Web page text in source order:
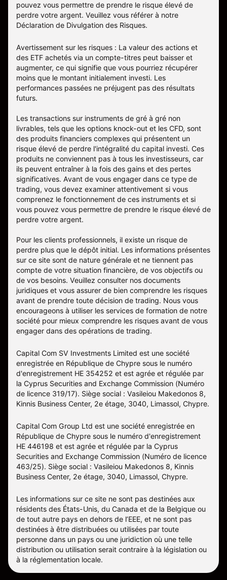
pouvez vous permettre de prendre le risque élevé de
perdre votre argent. Veuillez vous référer à notre
Déclaration de Divulgation des Risques.
Avertissement sur les risques : La valeur des actions et
des ETF achetés via un compte-titres peut baisser et
augmenter, ce qui signifie que vous pourriez récupérer
moins que le montant initialement investi. Les
performances passées ne préjugent pas des résultats
futurs.
Les transactions sur instruments de gré à gré non
livrables, tels que les options knock-out et les CFD, sont
des produits financiers complexes qui présentent un
risque élevé de perdre l'intégralité du capital investi. Ces
produits ne conviennent pas à tous les investisseurs, car
ils peuvent entraîner à la fois des gains et des pertes
significatives. Avant de vous engager dans ce type de
trading, vous devez examiner attentivement si vous
comprenez le fonctionnement de ces instruments et si
vous pouvez vous permettre de prendre le risque élevé de
perdre votre argent.
Pour les clients professionnels, il existe un risque de
perdre plus que le dépôt initial. Les informations présentes
sur ce site sont de nature générale et ne tiennent pas
compte de votre situation financière, de vos objectifs ou
de vos besoins. Veuillez consulter nos documents
juridiques et vous assurer de bien comprendre les risques
avant de prendre toute décision de trading. Nous vous
encourageons à utiliser les services de formation de notre
société pour mieux comprendre les risques avant de vous
engager dans des opérations de trading.
Capital Com SV Investments Limited est une société
enregistrée en République de Chypre sous le numéro
d'enregistrement HE 354252 et est agrée et régulée par
la Cyprus Securities and Exchange Commission (Numéro
de licence 319/17). Siège social : Vasileiou Makedonos 8,
Kinnis Business Center, 2e étage, 3040, Limassol, Chypre.
Capital Com Group Ltd est une société enregistrée en
République de Chypre sous le numéro d'enregistrement
ΗΕ 446198 et est agrée et régulée par la Cyprus
Securities and Exchange Commission (Numéro de licence
463/25). Siège social : Vasileiou Makedonos 8, Kinnis
Business Center, 2e étage, 3040, Limassol, Chypre.
Les informations sur ce site ne sont pas destinées aux
résidents des États-Unis, du Canada et de la Belgique ou
de tout autre pays en dehors de l’EEE, et ne sont pas
destinées à être distribuées ou utilisées par toute
personne dans un pays ou une juridiction où une telle
distribution ou utilisation serait contraire à la législation ou
à la réglementation locale.